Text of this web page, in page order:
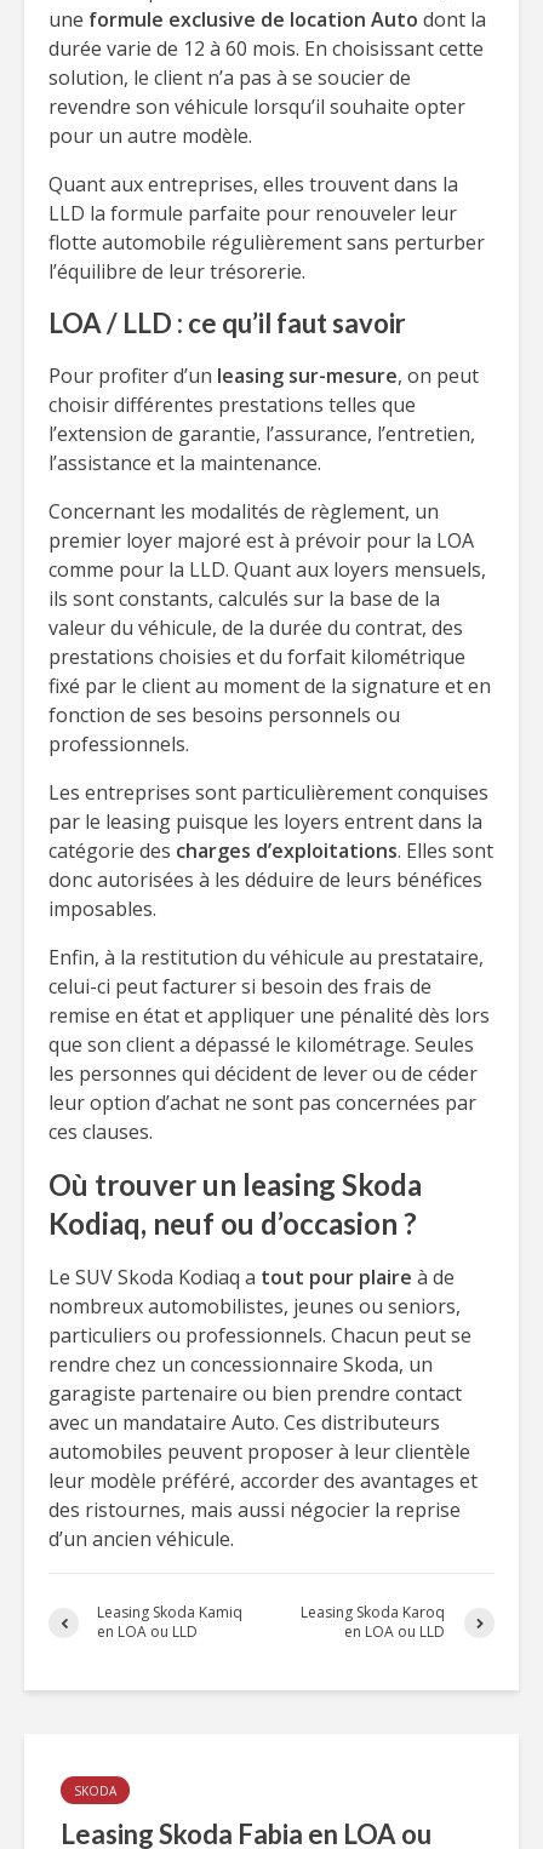
une formule exclusive de location Auto dont la
durée varie de 12 à 60 mois. En choisissant cette
solution, le client n’a pas à se soucier de
revendre son véhicule lorsqu’il souhaite opter
pour un autre modèle.
Quant aux entreprises, elles trouvent dans la
LLD la formule parfaite pour renouveler leur
flotte automobile régulièrement sans perturber
l’équilibre de leur trésorerie.
LOA / LLD : ce qu’il faut savoir
Pour profiter d’un leasing sur-mesure, on peut
choisir différentes prestations telles que
l’extension de garantie, l’assurance, l’entretien,
l’assistance et la maintenance.
Concernant les modalités de règlement, un
premier loyer majoré est à prévoir pour la LOA
comme pour la LLD. Quant aux loyers mensuels,
ils sont constants, calculés sur la base de la
valeur du véhicule, de la durée du contrat, des
prestations choisies et du forfait kilométrique
fixé par le client au moment de la signature et en
fonction de ses besoins personnels ou
professionnels.
Les entreprises sont particulièrement conquises
par le leasing puisque les loyers entrent dans la
catégorie des charges d’exploitations. Elles sont
donc autorisées à les déduire de leurs bénéfices
imposables.
Enfin, à la restitution du véhicule au prestataire,
celui-ci peut facturer si besoin des frais de
remise en état et appliquer une pénalité dès lors
que son client a dépassé le kilométrage. Seules
les personnes qui décident de lever ou de céder
leur option d’achat ne sont pas concernées par
ces clauses.
Où trouver un leasing Skoda
Kodiaq, neuf ou d’occasion ?
Le SUV Skoda Kodiaq a tout pour plaire à de
nombreux automobilistes, jeunes ou seniors,
particuliers ou professionnels. Chacun peut se
rendre chez un concessionnaire Skoda, un
garagiste partenaire ou bien prendre contact
avec un mandataire Auto. Ces distributeurs
automobiles peuvent proposer à leur clientèle
leur modèle préféré, accorder des avantages et
des ristournes, mais aussi négocier la reprise
d’un ancien véhicule.
Leasing Skoda Kamiq
en LOA ou LLD
Leasing Skoda Karoq
en LOA ou LLD
SKODA
Leasing Skoda Fabia en LOA ou